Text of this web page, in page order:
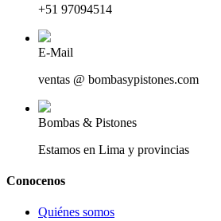
+51 97094514
E-Mail
ventas @ bombasypistones.com
Bombas & Pistones
Estamos en Lima y provincias
Conocenos
Quiénes somos